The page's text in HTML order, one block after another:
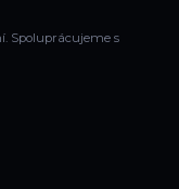
Spoluprácujeme s